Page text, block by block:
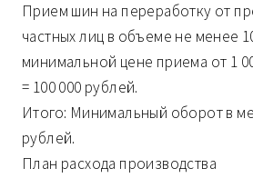
Прием шин на переработку от
частных лиц в объеме не менее
минимальной цене приема от 1
= 100 000 рублей.
Итого: Минимальный оборот в
рублей.
План расхода производства